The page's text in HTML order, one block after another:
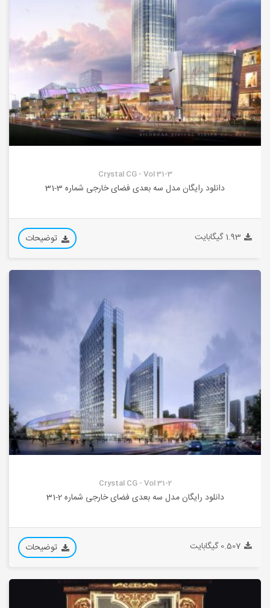
Crystal CG - Vol 31-3
دانلود رایگان مدل سه بعدی فضای خارجی شماره 3-31
1.93 گیگابایت توضیحات
Crystal CG - Vol 31-2
دانلود رایگان مدل سه بعدی فضای خارجی شماره 2-31
0.507 گیگابایت توضیحات